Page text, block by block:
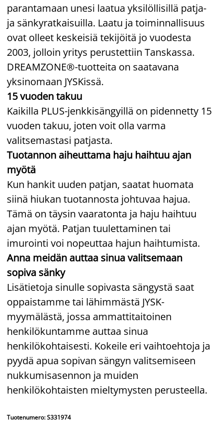
parantamaan unesi laatua yksilöllisillä patja-
ja sänkyratkaisuilla. Laatu ja toiminnallisuus
ovat olleet keskeisiä tekijöitä jo vuodesta
2003, jolloin yritys perustettiin Tanskassa.
DREAMZONE®-tuotteita on saatavana
yksinomaan JYSKissä.
15 vuoden takuu
Kaikilla PLUS-jenkkisängyillä on pidennetty 15
vuoden takuu, joten voit olla varma
valitsemastasi patjasta.
Tuotannon aiheuttama haju haihtuu ajan
myötä
Kun hankit uuden patjan, saatat huomata
siinä hiukan tuotannosta johtuvaa hajua.
Tämä on täysin vaaratonta ja haju haihtuu
ajan myötä. Patjan tuulettaminen tai
imurointi voi nopeuttaa hajun haihtumista.
Anna meidän auttaa sinua valitsemaan
sopiva sänky
Lisätietoja sinulle sopivasta sängystä saat
oppaistamme tai lähimmästä JYSK-
myymälästä, jossa ammattitaitoinen
henkilökuntamme auttaa sinua
henkilökohtaisesti. Kokeile eri vaihtoehtoja ja
pyydä apua sopivan sängyn valitsemiseen
nukkumisasennon ja muiden
henkilökohtaisten mieltymysten perusteella.
Tuotenumero: S331974